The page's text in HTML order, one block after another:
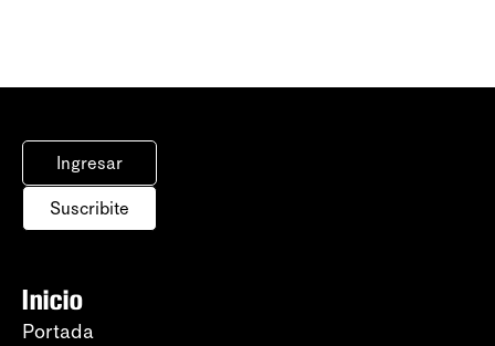
Ingresar
Suscribite
Inicio
Portada